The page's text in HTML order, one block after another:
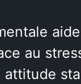
au
attitude